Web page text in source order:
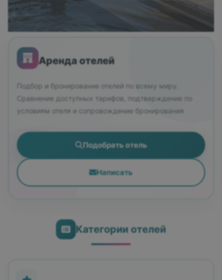
Аренда отелей
Подбор и бронирование отелей по всему миру.
Сравнение доступных тарифов, подтверждение по
условиям отеля и сопровождение бронирования
Подобрать отель
Написать
Категории отелей